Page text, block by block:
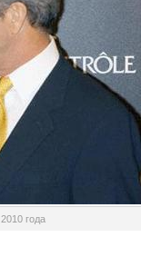
года